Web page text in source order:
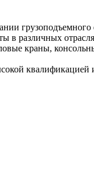
в различных
краны,
квалификацией